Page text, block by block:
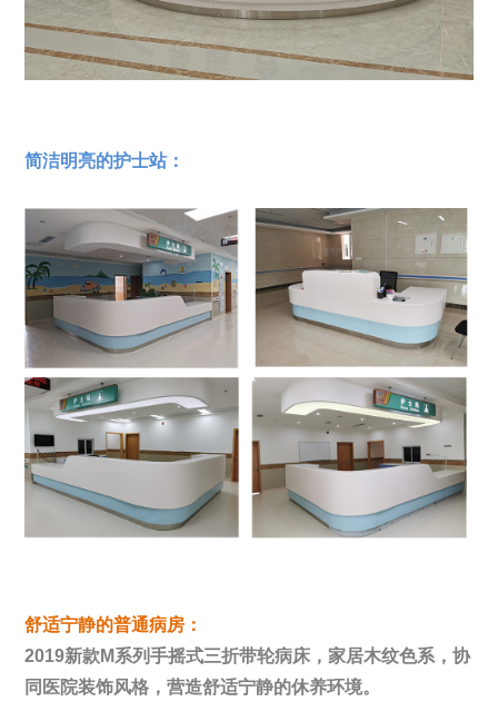
简洁明亮的护士站：
舒适宁静的普通病房：
2019新款M系列手摇式三折带轮病床，家居木纹色系，协
同医院装饰风格，营造舒适宁静的休养环境。